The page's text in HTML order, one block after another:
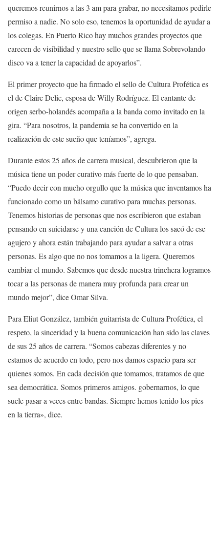
queremos reunirnos a las 3 am para grabar, no necesitamos pedirle
permiso a nadie. No solo eso, tenemos la oportunidad de ayudar a
los colegas. En Puerto Rico hay muchos grandes proyectos que
carecen de visibilidad y nuestro sello que se llama Sobrevolando
disco va a tener la capacidad de apoyarlos”.
El primer proyecto que ha firmado el sello de Cultura Profética es
el de Claire Delic, esposa de Willy Rodríguez. El cantante de
origen serbo-holandés acompaña a la banda como invitado en la
gira. “Para nosotros, la pandemia se ha convertido en la
realización de este sueño que teníamos”, agrega.
Durante estos 25 años de carrera musical, descubrieron que la
música tiene un poder curativo más fuerte de lo que pensaban.
“Puedo decir con mucho orgullo que la música que inventamos ha
funcionado como un bálsamo curativo para muchas personas.
Tenemos historias de personas que nos escribieron que estaban
pensando en suicidarse y una canción de Cultura los sacó de ese
agujero y ahora están trabajando para ayudar a salvar a otras
personas. Es algo que no nos tomamos a la ligera. Queremos
cambiar el mundo. Sabemos que desde nuestra trinchera logramos
tocar a las personas de manera muy profunda para crear un
mundo mejor”, dice Omar Silva.
Para Eliut González, también guitarrista de Cultura Profética, el
respeto, la sinceridad y la buena comunicación han sido las claves
de sus 25 años de carrera. “Somos cabezas diferentes y no
estamos de acuerdo en todo, pero nos damos espacio para ser
quienes somos. En cada decisión que tomamos, tratamos de que
sea democrática. Somos primeros amigos. gobernarnos, lo que
suele pasar a veces entre bandas. Siempre hemos tenido los pies
en la tierra», dice.